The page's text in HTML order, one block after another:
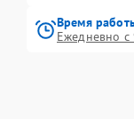
Время
Ежедневно